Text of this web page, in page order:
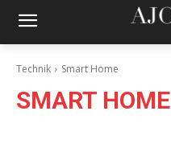
Technik Smart Home
SMART HOME